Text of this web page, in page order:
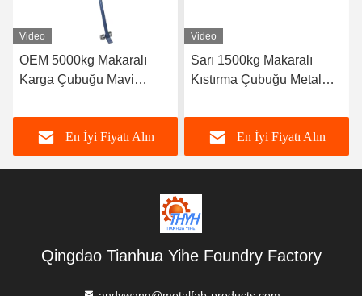
Video
OEM 5000kg Makaralı
Karga Çubuğu Mavi
Ekipmanı İmalatı
En İyi Fiyatı Alın
Video
Sarı 1500kg Makaralı
Kıstırma Çubuğu Metal
Levye
En İyi Fiyatı Alın
Qingdao Tianhua Yihe Foundry Factory